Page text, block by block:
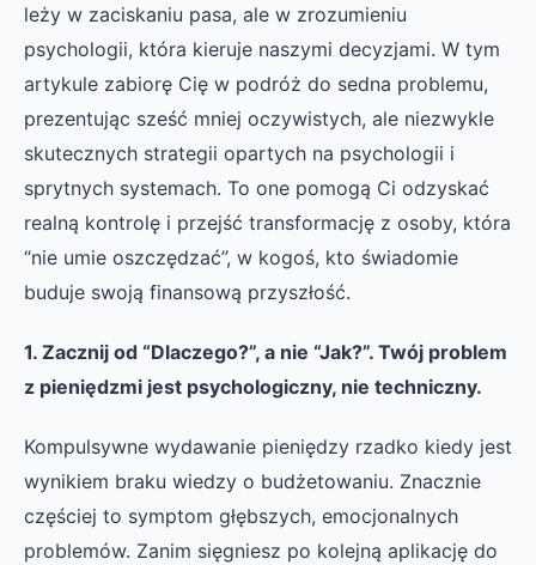
leży w zaciskaniu pasa, ale w zrozumieniu
psychologii, która kieruje naszymi decyzjami. W tym
artykule zabiorę Cię w podróż do sedna problemu,
prezentując sześć mniej oczywistych, ale niezwykle
skutecznych strategii opartych na psychologii i
sprytnych systemach. To one pomogą Ci odzyskać
realną kontrolę i przejść transformację z osoby, która
“nie umie oszczędzać”, w kogoś, kto świadomie
buduje swoją finansową przyszłość.
1. Zacznij od “Dlaczego?”, a nie “Jak?”. Twój problem
z pieniędzmi jest psychologiczny, nie techniczny.
Kompulsywne wydawanie pieniędzy rzadko kiedy jest
wynikiem braku wiedzy o budżetowaniu. Znacznie
częściej to symptom głębszych, emocjonalnych
problemów. Zanim sięgniesz po kolejną aplikację do